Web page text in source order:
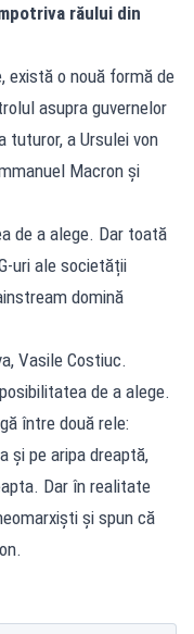
răului din
există o nouă formă de
asupra guvernelor
tuturor, a Ursulei von
Macron și
de a alege. Dar toată
uri ale societății
domină
Vasile Costiuc.
de a alege.
între două rele:
și pe aripa dreaptă,
Dar în realitate
și spun că